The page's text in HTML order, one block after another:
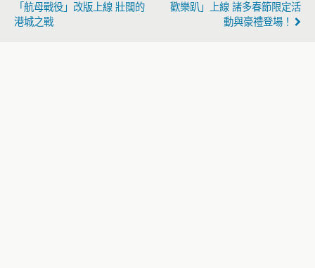
「航母戰役」改版上線 壯闊的
港城之戰
歡樂趴」上線 諸多春節限定活
動與豪禮登場！